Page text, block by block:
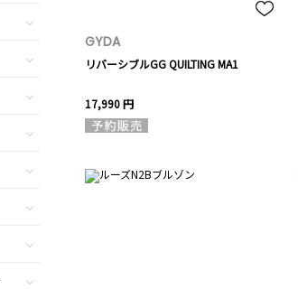
GYDA
リバーシブルGG QUILTING MA1
17,990 円